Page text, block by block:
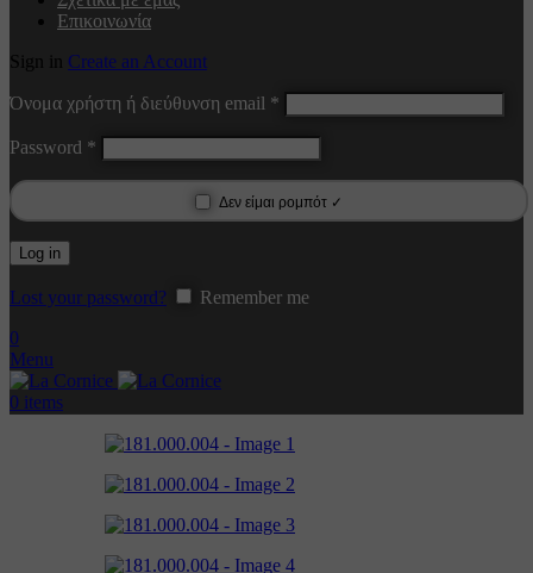
Επικοινωνία
Sign in Create an Account
Όνομα χρήστη ή διεύθυνση email *
Password *
Δεν είμαι ρομπότ ✓
Log in
Lost your password?
Remember me
0
Menu
0 items